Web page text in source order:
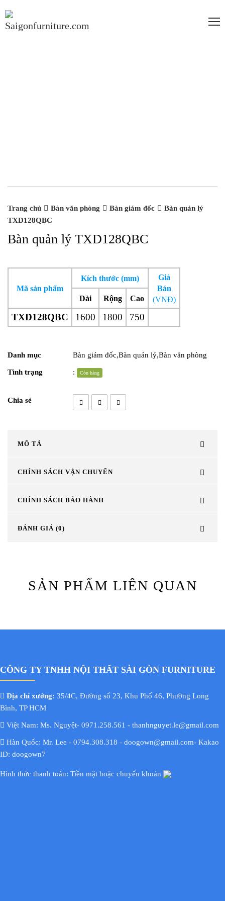
Trang chủ Bàn văn phòng Bàn giám đốc
Bàn quản lý
TXD128QBC
Bàn quản lý TXD128QBC
Mã sản phẩm
Kích thước (mm)
Giá
Bán
(VNĐ)
Dài Rộng Cao
TXD128QBC 1600 1800 750
Danh mục Bàn giám đốc,Bàn quản lý,Bàn văn phòng
Tình trạng
: Còn hàng
Chia sẻ
MÔ TẢ
CHÍNH SÁCH VẬN CHUYỂN
CHÍNH SÁCH BẢO HÀNH
ĐÁNH GIÁ (0)
SẢN PHẨM LIÊN QUAN
CÔNG TY TNHH NỘI THẤT SÀI GÒN FURNITURE
Địa chỉ xưởng: 35/4C, Đường số 23, Khu Phố 46, Phường Long
Bình, TP HCM
Việt Nam: Ms. Nguyệt- 0971.258.561 - thanhnguyet.le@gmail.com
Hàn Quốc: Mr. Lee - 0794.308.318 - doogown@gmail.com- Kakao
ID: doogown7
Hình thức thanh toán: Tiền mặt hoặc chuyển khoản